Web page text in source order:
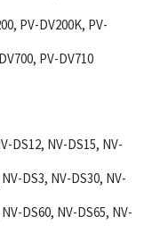
PV-DV200K, PV-
PV-DV710
DS12, NV-DS15, NV-
DS3, NV-DS30, NV-
DS60, NV-DS65, NV-